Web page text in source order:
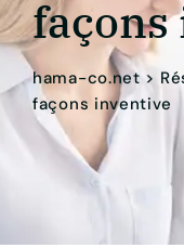
hama-co.net >
façons inventive